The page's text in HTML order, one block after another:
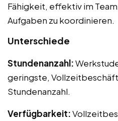
Fähigkeit, effektiv im
Aufgaben zu koordinieren.
Unterschiede
Stundenanzahl:
geringste,
Stundenanzahl.
Verfügbarkeit: